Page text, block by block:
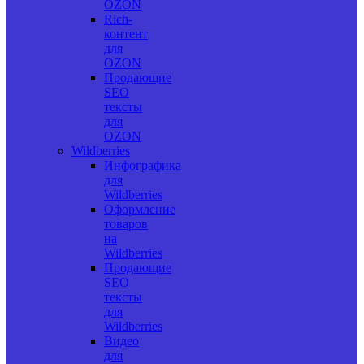
OZON
Rich-
контент
для
OZON
Продающие
SEO
тексты
для
OZON
Wildberries
Инфографика
для
Wildberries
Оформление
товаров
на
Wildberries
Продающие
SEO
тексты
для
Wildberries
Видео
для